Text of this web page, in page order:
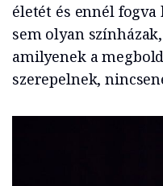
életét és ennél
sem olyan
amilyenek a
szerepelnek,